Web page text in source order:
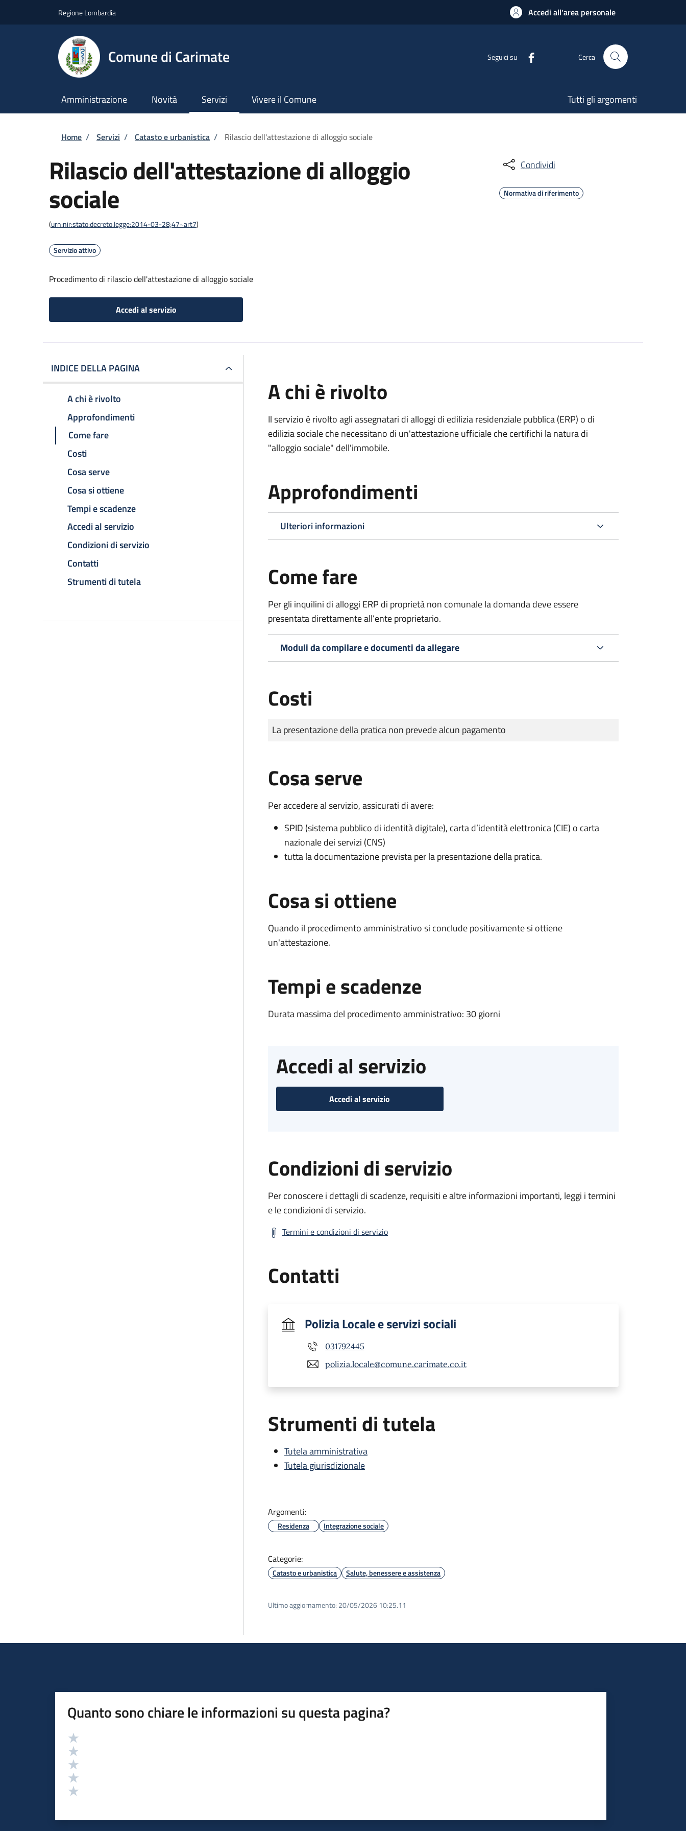
Regione Lombardia Accedi all'area personale
Comune di Carimate Seguici su Cerca
Amministrazione Novità Servizi Vivere il Comune Tutti gli argomenti
Briciole di pane
Home / Servizi / Catasto e urbanistica / Rilascio dell'attestazione di alloggio sociale
Rilascio dell'attestazione di alloggio
sociale
(urn:nir:stato:decreto.legge:2014-03-28;47~art7)
Servizio attivo
Procedimento di rilascio dell'attestazione di alloggio sociale
Accedi al servizio
Condividi
Normativa di riferimento
INDICE DELLA PAGINA
A chi è rivolto
Approfondimenti
Come fare
Costi
Cosa serve
Cosa si ottiene
Tempi e scadenze
Accedi al servizio
Condizioni di servizio
Contatti
Strumenti di tutela
A chi è rivolto
Il servizio è rivolto agli assegnatari di alloggi di edilizia residenziale pubblica (ERP) o di
edilizia sociale che necessitano di un'attestazione ufficiale che certifichi la natura di
"alloggio sociale" dell'immobile.
Approfondimenti
Ulteriori informazioni
Come fare
Per gli inquilini di alloggi ERP di proprietà non comunale la domanda deve essere
presentata direttamente all’ente proprietario.
Moduli da compilare e documenti da allegare
Costi
Tipo di pagamento
Importo
La presentazione della pratica non prevede alcun pagamento
Cosa serve
Per accedere al servizio, assicurati di avere:
SPID (sistema pubblico di identità digitale), carta d’identità elettronica (CIE) o carta
nazionale dei servizi (CNS)
tutta la documentazione prevista per la presentazione della pratica.
Cosa si ottiene
Quando il procedimento amministrativo si conclude positivamente si ottiene
un'attestazione.
Tempi e scadenze
Durata massima del procedimento amministrativo: 30 giorni
Accedi al servizio
Accedi al servizio
Condizioni di servizio
Per conoscere i dettagli di scadenze, requisiti e altre informazioni importanti, leggi i termini
e le condizioni di servizio.
Termini e condizioni di servizio
Contatti
Polizia Locale e servizi sociali
031792445
polizia.locale@comune.carimate.co.it
Strumenti di tutela
Tutela amministrativa
Tutela giurisdizionale
Argomenti:
Residenza Integrazione sociale
Categorie:
Catasto e urbanistica Salute, benessere e assistenza
Ultimo aggiornamento: 20/05/2026 10:25.11
Quanto sono chiare le informazioni su questa pagina?
Valutazione